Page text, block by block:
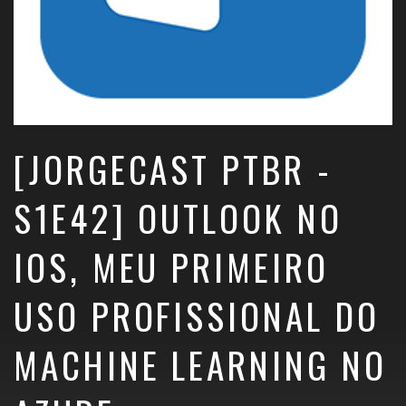
[JORGECAST PTBR -
S1E42] OUTLOOK NO
IOS, MEU PRIMEIRO
USO PROFISSIONAL DO
MACHINE LEARNING NO